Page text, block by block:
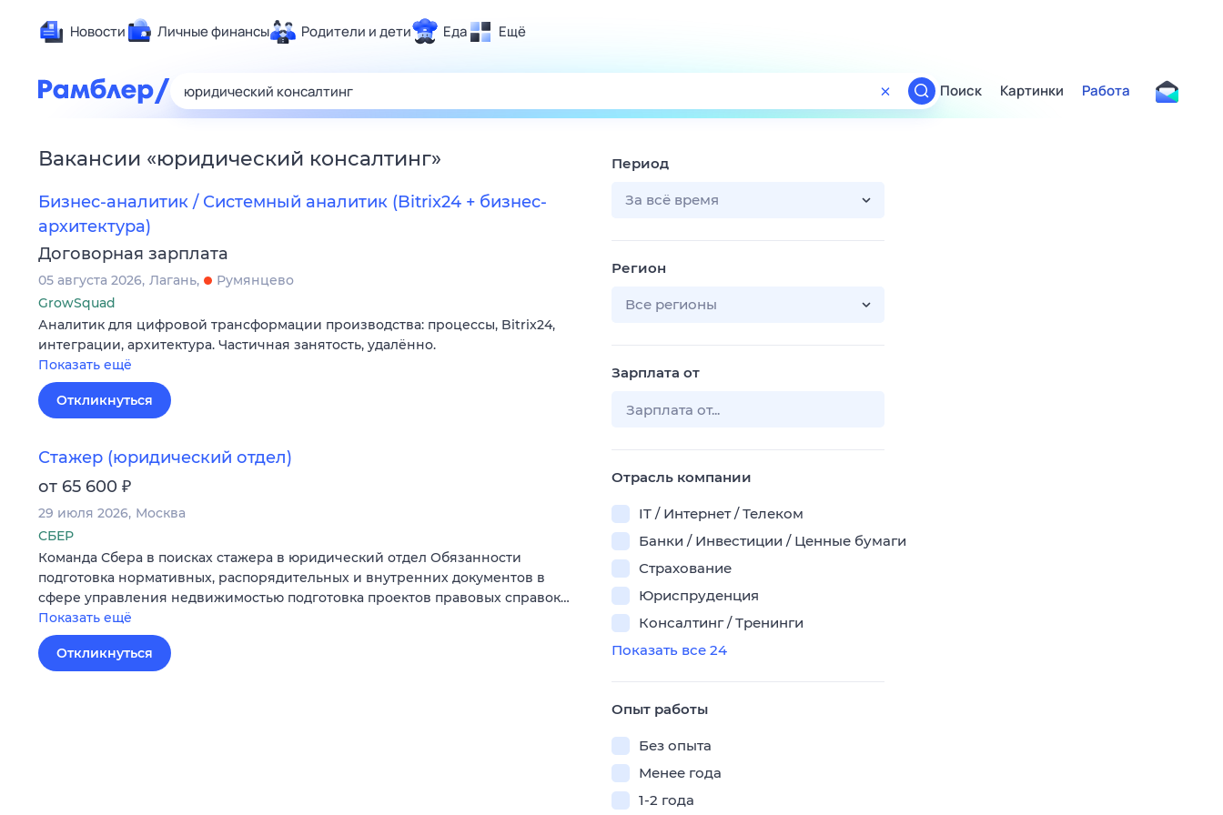
Новости Личные финансы Родители и дети Еда Ещё
Здоровье
Развлечения и отдых
Спорт
Карьера
Гороскопы
Поиск
ТВ-программа
Поиск Картинки Работа
Вакансии «юридический консалтинг»
Бизнес-аналитик / Системный аналитик (Bitrix24 + бизнес-
архитектура)
Договорная зарплата
05 августа 2026 Лагань
Румянцево
GrowSquad
Аналитик для цифровой трансформации производства: процессы, Bitrix24,
интеграции, архитектура. Частичная занятость, удалённо.
Показать ещё
Откликнуться
Стажер (юридический отдел)
от 65 600 ₽
29 июля 2026 Москва
СБЕР
Команда Сбера в поисках стажера в юридический отдел Обязанности
подготовка нормативных, распорядительных и внутренних документов в
сфере управления недвижимостью подготовка проектов правовых справок…
Показать ещё
Откликнуться
Период
За всё время
Регион
Все регионы
Зарплата от
Отрасль компании
IT / Интернет / Телеком
Банки / Инвестиции / Ценные бумаги
Страхование
Юриспруденция
Консалтинг / Тренинги
Показать все 24
Опыт работы
Без опыта
Менее года
1-2 года